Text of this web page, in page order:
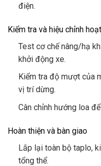
điện.
Kiểm tra và hiệu chỉnh
Test cơ chế nâng/hạ
khởi động xe.
Kiểm tra độ mượt của
vị trí dừng.
Cân chỉnh hướng loa
Hoàn thiện và bàn giao
Lắp lại toàn bộ taplo,
tổng thể.